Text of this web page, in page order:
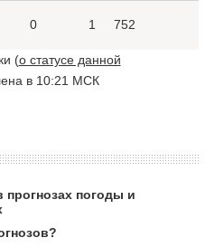
0 1 752
(о статусе данной
в 10:21 МСК
прогнозах погоды и